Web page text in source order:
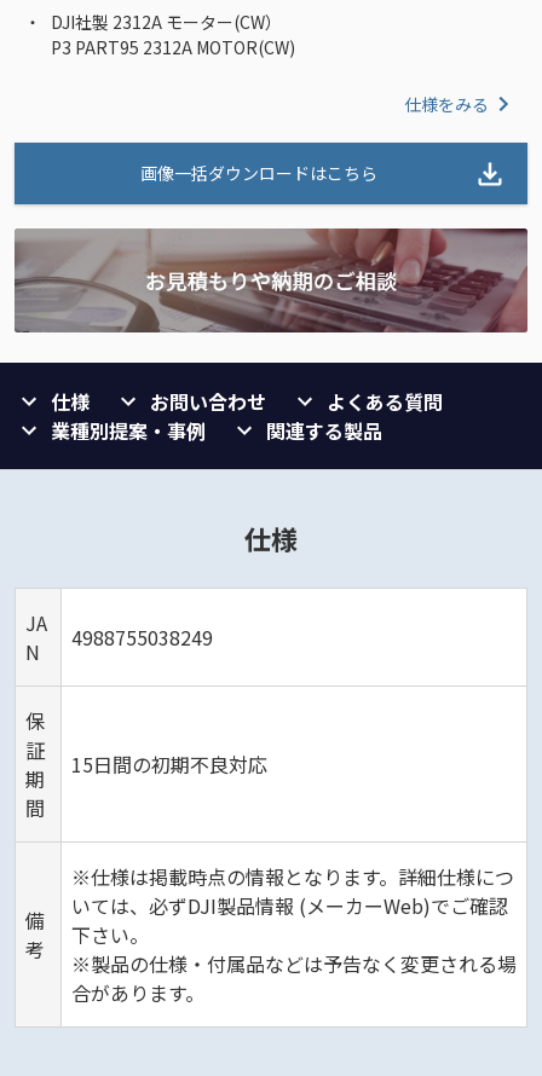
DJI社製 2312A モーター(CW）
P3 PART95 2312A MOTOR(CW)
仕様をみる
画像一括ダウンロードはこちら
仕様 お問い合わせ
よくある質問
業種別提案・事例
関連する製品
仕様
JA
N
4988755038249
保
証
期
間
15日間の初期不良対応
備
考
※仕様は掲載時点の情報となります。詳細仕様につ
いては、必ずDJI製品情報 (メーカーWeb)でご確認
下さい。
※製品の仕様・付属品などは予告なく変更される場
合があります。